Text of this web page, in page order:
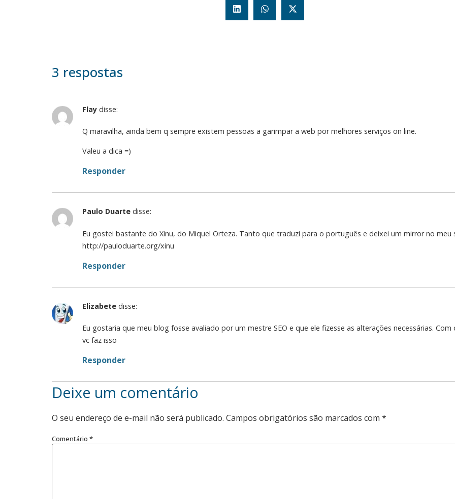
3 respostas
Flay disse:
Q maravilha, ainda bem q sempre existem pessoas a garimpar a web por melhores serviços on line.
Valeu a dica =)
Responder
Paulo Duarte disse:
Eu gostei bastante do Xinu, do Miquel Orteza. Tanto que traduzi para o português e deixei um mirror no meu
http://pauloduarte.org/xinu
Responder
Elizabete disse:
Eu gostaria que meu blog fosse avaliado por um mestre SEO e que ele fizesse as alterações necessárias.
vc faz isso
Responder
Deixe um comentário
O seu endereço de e-mail não será publicado. Campos obrigatórios são marcados com *
Comentário *